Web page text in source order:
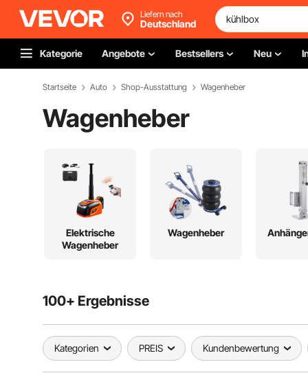
Liefern nach
Deutschland
Kategorie Angebote Bestsellers Neu
Startseite Auto Shop-Ausstattung Wagenheber
Wagenheber
Elektrische
Wagenheber
Wagenheber
100+ Ergebnisse
Kategorien PREIS Kundenbewertung